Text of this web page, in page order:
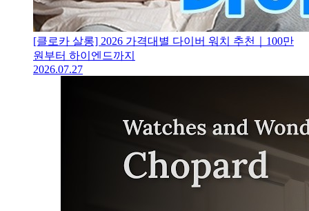
[클로카 살롱] 2026 가격대별 다이버 워치 추천｜100만
원부터 하이엔드까지
2026.07.27